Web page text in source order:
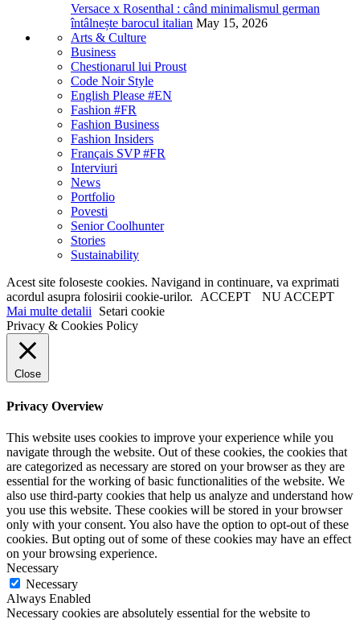
Versace x Rosenthal : când minimalismul german
întâlnește barocul italian May 15, 2026
Arts & Culture
Business
Chestionarul lui Proust
Code Noir Style
English Please #EN
Fashion #FR
Fashion Business
Fashion Insiders
Français SVP #FR
Interviuri
News
Portfolio
Povesti
Senior Coolhunter
Stories
Sustainability
Acest site foloseste cookies. Navigand in continuare, va exprimati
acordul asupra folosirii cookie-urilor.
ACCEPT
NU ACCEPT
Mai multe detalii
Setari cookie
Privacy & Cookies Policy
Close
Privacy Overview
This website uses cookies to improve your experience while you
navigate through the website. Out of these cookies, the cookies that
are categorized as necessary are stored on your browser as they are
essential for the working of basic functionalities of the website. We
also use third-party cookies that help us analyze and understand how
you use this website. These cookies will be stored in your browser
only with your consent. You also have the option to opt-out of these
cookies. But opting out of some of these cookies may have an effect
on your browsing experience.
Necessary
Necessary
Always Enabled
Necessary cookies are absolutely essential for the website to